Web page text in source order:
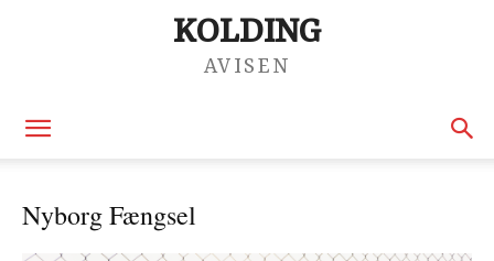
KOLDING
AVISEN
Nyborg Fængsel